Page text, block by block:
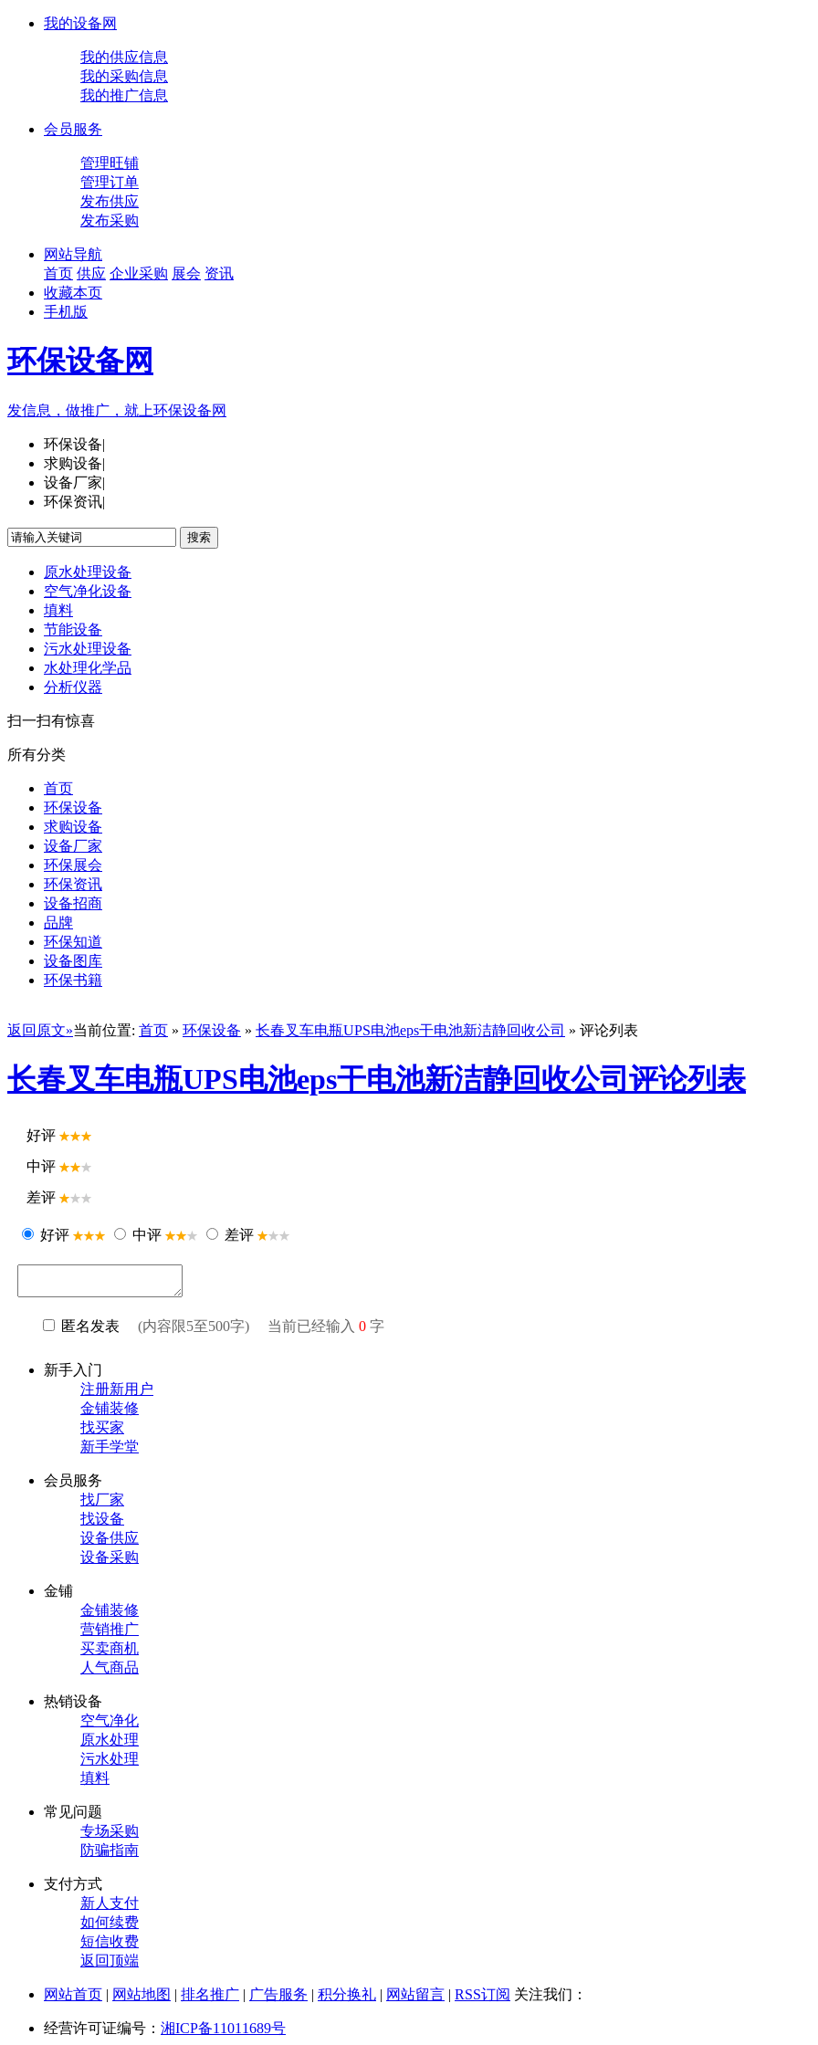
我的设备网
我的供应信息
我的采购信息
我的推广信息
会员服务
管理旺铺
管理订单
发布供应
发布采购
网站导航
首页 供应 企业采购 展会 资讯
收藏本页
手机版
环保设备网
发信息，做推广，就上环保设备网
环保设备|
求购设备|
设备厂家|
环保资讯|
搜索
原水处理设备
空气净化设备
填料
节能设备
污水处理设备
水处理化学品
分析仪器
扫一扫有惊喜
所有分类
首页
环保设备
求购设备
设备厂家
环保展会
环保资讯
设备招商
品牌
环保知道
设备图库
环保书籍
返回原文»当前位置: 首页 » 环保设备 » 长春叉车电瓶UPS电池eps干电池新洁静回收公司 » 评论列表
长春叉车电瓶UPS电池eps干电池新洁静回收公司评论列表
好评
中评
差评
好评 中评 差评
匿名发表 (内容限5至500字) 当前已经输入 0 字
新手入门
注册新用户
金铺装修
找买家
新手学堂
会员服务
找厂家
找设备
设备供应
设备采购
金铺
金铺装修
营销推广
买卖商机
人气商品
热销设备
空气净化
原水处理
污水处理
填料
常见问题
专场采购
防骗指南
支付方式
新人支付
如何续费
短信收费
返回顶端
网站首页 | 网站地图 | 排名推广 | 广告服务 | 积分换礼 | 网站留言 | RSS订阅 关注我们：
经营许可证编号： 湘ICP备11011689号